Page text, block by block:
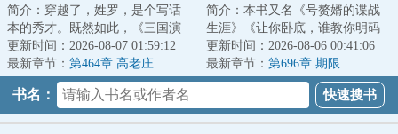
简介：穿越了，姓罗，是个写话
本的秀才。既然如此，《三国演
义》肯定得写啊，《水浒》《西
游》《红楼》《...
更新时间：2026-08-07 01:59:12
最新章节： 第464章 高老庄
简介：本书又名《号赘婿的谍战
生涯》《让你卧底，谁教你明码
传情报的？》携带着托尼·斯塔克
遗产的赵轩魂...
更新时间：2026-08-06 00:41:06
最新章节： 第696章 期限
书名：